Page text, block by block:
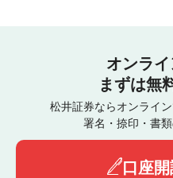
オンライ
まずは無
松井証券ならオンライ
署名・捺印・書
口座開